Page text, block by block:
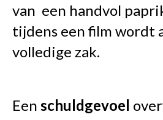
van een handvol
tijdens een film wordt
volledige zak.
Een schuldgevoel